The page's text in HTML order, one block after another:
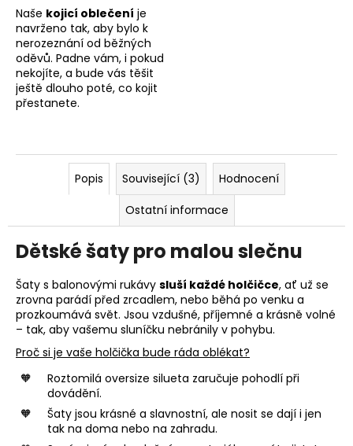
Naše kojicí oblečení je
navrženo tak, aby bylo k
nerozeznání od běžných
oděvů. Padne vám, i pokud
nekojíte, a bude vás těšit
ještě dlouho poté, co kojit
přestanete.
Popis Související (3)
Hodnocení
Ostatní informace
Dětské šaty pro malou slečnu
Šaty s balonovými rukávy sluší každé holčičce, ať už se
zrovna parádí před zrcadlem, nebo běhá po venku a
prozkoumává svět. Jsou vzdušné, příjemné a krásně volné
– tak, aby vašemu sluníčku nebránily v pohybu.
Proč si je vaše holčička bude ráda oblékat?
Roztomilá oversize silueta zaručuje pohodlí při
dovádění.
Šaty jsou krásné a slavnostní, ale nosit se dají i jen
tak na doma nebo na zahradu.